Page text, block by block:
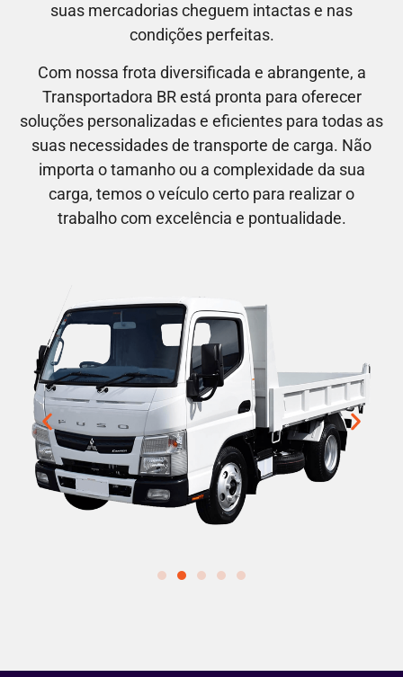
suas mercadorias cheguem intactas e nas
condições perfeitas.
Com nossa frota diversificada e abrangente, a
Transportadora BR está pronta para oferecer
soluções personalizadas e eficientes para todas as
suas necessidades de transporte de carga. Não
importa o tamanho ou a complexidade da sua
carga, temos o veículo certo para realizar o
trabalho com excelência e pontualidade.